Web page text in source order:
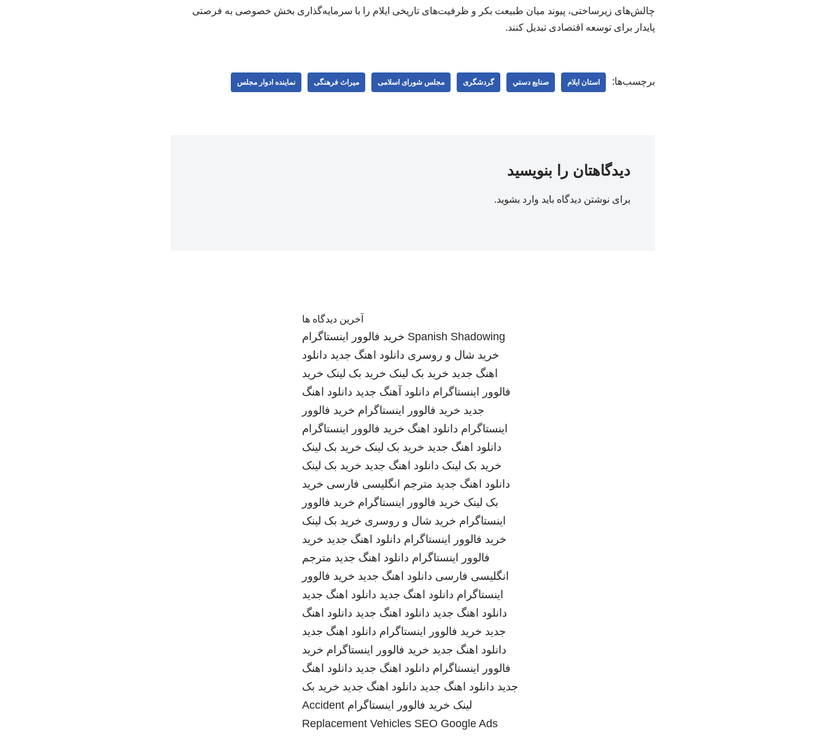
چالش‌های زیرساختی، پیوند میان طبیعت بکر و ظرفیت‌های تاریخی ایلام را با سرمایه‌گذاری بخش خصوصی به فرصتی
پایدار برای توسعه اقتصادی تبدیل کنند.
برچسب‌ها: استان ایلام صنايع دستي گردشگری مجلس شورای اسلامی میراث فرهنگی نماینده ادوار مجلس
دیدگاهتان را بنویسید
برای نوشتن دیدگاه باید وارد بشوید.
آخرین دیدگاه ها
Spanish Shadowing خرید فالوور اینستاگرام
خرید شال و روسری دانلود اهنگ جدید دانلود
اهنگ جدید خرید بک لینک خرید بک لینک خرید
فالوور اینستاگرام دانلود آهنگ جدید دانلود اهنگ
جدید خرید فالوور اینستاگرام خرید فالوور
اینستاگرام دانلود اهنگ خرید فالوور اینستاگرام
دانلود اهنگ جدید خرید بک لینک خرید بک لینک
خرید بک لینک دانلود اهنگ جدید خرید بک لینک
دانلود اهنگ جدید مترجم انگلیسی فارسی خرید
بک لینک خرید فالوور اینستاگرام خرید فالوور
اینستاگرام خرید شال و روسری خرید بک لینک
خرید فالوور اینستاگرام دانلود اهنگ جدید خرید
فالوور اینستاگرام دانلود اهنگ جدید مترجم
انگلیسی فارسی دانلود اهنگ جدید خرید فالوور
اینستاگرام دانلود اهنگ جدید دانلود اهنگ جدید
دانلود اهنگ جدید دانلود اهنگ جدید دانلود اهنگ
جدید خرید فالوور اینستاگرام دانلود اهنگ جدید
دانلود اهنگ جدید خرید فالوور اینستاگرام خرید
فالوور اینستاگرام دانلود اهنگ جدید دانلود اهنگ
جدید دانلود اهنگ جدید دانلود اهنگ جدید خرید بک
لینک خرید فالوور اینستاگرام Accident
Replacement Vehicles SEO Google Ads